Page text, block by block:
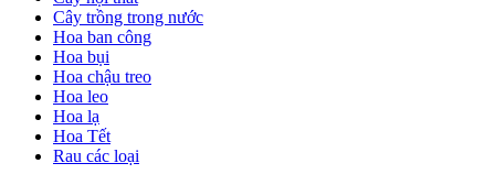
Cây trồng trong nước
Hoa ban công
Hoa bụi
Hoa chậu treo
Hoa leo
Hoa lạ
Hoa Tết
Rau các loại